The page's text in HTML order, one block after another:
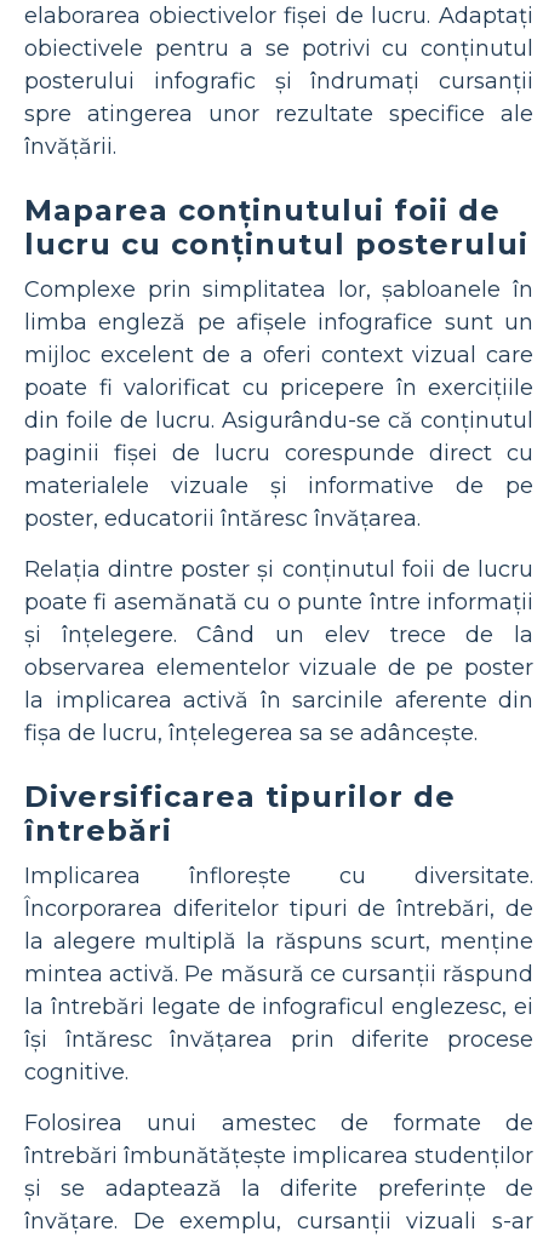
elaborarea obiectivelor fișei de lucru. Adaptați
obiectivele pentru a se potrivi cu conținutul
posterului infografic și îndrumați cursanții
spre atingerea unor rezultate specifice ale
învățării.
Maparea conținutului foii de
lucru cu conținutul posterului
Complexe prin simplitatea lor, șabloanele în
limba engleză pe afișele infografice sunt un
mijloc excelent de a oferi context vizual care
poate fi valorificat cu pricepere în exercițiile
din foile de lucru. Asigurându-se că conținutul
paginii fișei de lucru corespunde direct cu
materialele vizuale și informative de pe
poster, educatorii întăresc învățarea.
Relația dintre poster și conținutul foii de lucru
poate fi asemănată cu o punte între informații
și înțelegere. Când un elev trece de la
observarea elementelor vizuale de pe poster
la implicarea activă în sarcinile aferente din
fișa de lucru, înțelegerea sa se adâncește.
Diversificarea tipurilor de
întrebări
Implicarea înflorește cu diversitate.
Încorporarea diferitelor tipuri de întrebări, de
la alegere multiplă la răspuns scurt, menține
mintea activă. Pe măsură ce cursanții răspund
la întrebări legate de infograficul englezesc, ei
își întăresc învățarea prin diferite procese
cognitive.
Folosirea unui amestec de formate de
întrebări îmbunătățește implicarea studenților
și se adaptează la diferite preferințe de
învățare. De exemplu, cursanții vizuali s-ar